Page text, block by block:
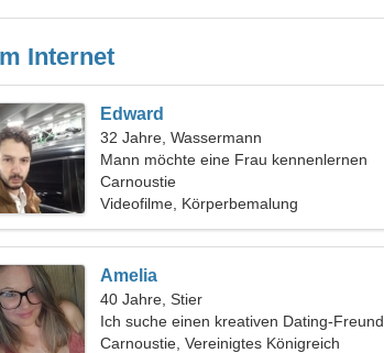
Internet
Edward
32 Jahre, Wassermann
Mann möchte eine Frau kennenlernen
Carnoustie
Videofilme, Körperbemalung
Amelia
40 Jahre, Stier
Ich suche einen kreativen Dating-Freund
Carnoustie, Vereinigtes Königreich